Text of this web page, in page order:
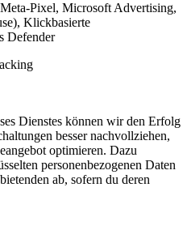
Pixel, Microsoft Advertising,
Klickbasierte
Defender
Dienstes können wir den Erfolg
besser nachvollziehen,
optimieren. Dazu
personenbezogenen Daten
ab, sofern du deren